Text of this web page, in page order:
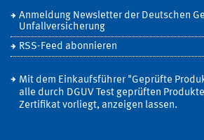
Anmeldung Newsletter der Deutschen
Unfallversicherung
RSS-Feed abonnieren
Mit dem Einkaufsführer "Geprüfte
alle durch DGUV Test geprüften
Zertifikat vorliegt, anzeigen lassen.